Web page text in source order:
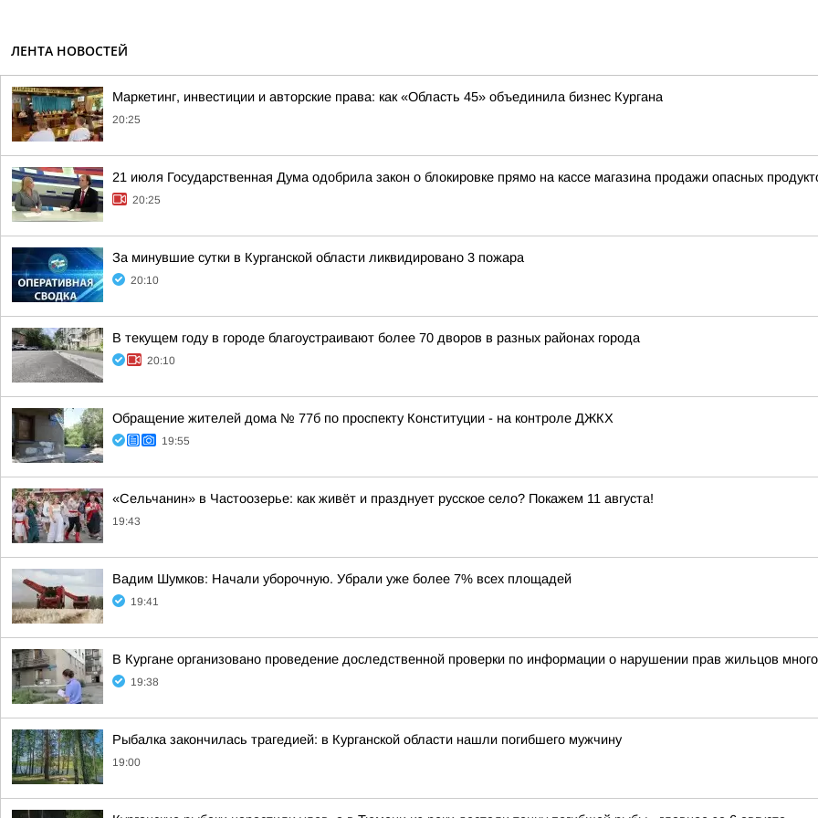
ЛЕНТА НОВОСТЕЙ
Маркетинг, инвестиции и авторские права: как «Область 45» объединила бизнес Кургана
20:25
21 июля Государственная Дума одобрила закон о блокировке прямо на кассе магазина продажи опасных
20:25
За минувшие сутки в Курганской области ликвидировано 3 пожара
20:10
В текущем году в городе благоустраивают более 70 дворов в разных районах города
20:10
Обращение жителей дома № 77б по проспекту Конституции - на контроле ДЖКХ
19:55
«Сельчанин» в Частоозерье: как живёт и празднует русское село? Покажем 11 августа!
19:43
Вадим Шумков: Начали уборочную. Убрали уже более 7% всех площадей
19:41
В Кургане организовано проведение доследственной проверки по информации о нарушении прав жильцов
19:38
Рыбалка закончилась трагедией: в Курганской области нашли погибшего мужчину
19:00